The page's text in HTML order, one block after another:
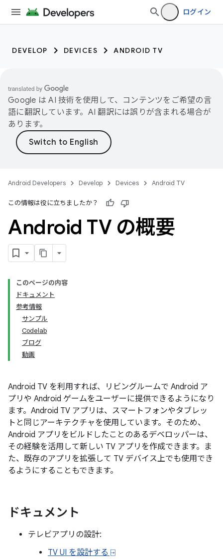
ログイン
DEVELOP DEVICES ANDROID TV
Google は AI 技術を使用して、コンテンツをご希望の言
語に翻訳しています。AI 翻訳には誤りが含まれる場合が
あります。
Android Developers Develop Devices Android TV
この情報は役に立ちましたか？
Android TV の概要
このページの内容
ドキュメント
参考情報
サンプル
Codelab
ブログ
動画
Android TV を利用すれば、リビングルームで Android ア
プリや Android ゲームをユーザーに提供できるようになり
ます。Android TV アプリは、スマートフォンやタブレッ
トと同じアーキテクチャを使用しています。そのため、
Android アプリをビルドしたことのあるデベロッパーは、
その経験を活用して新しい TV アプリを作成できます。ま
た、既存のアプリを拡張して TV デバイス上でも使用でき
るようにすることもできます。
ドキュメント
テレビアプリの設計:
TV UI を設計する ⍈